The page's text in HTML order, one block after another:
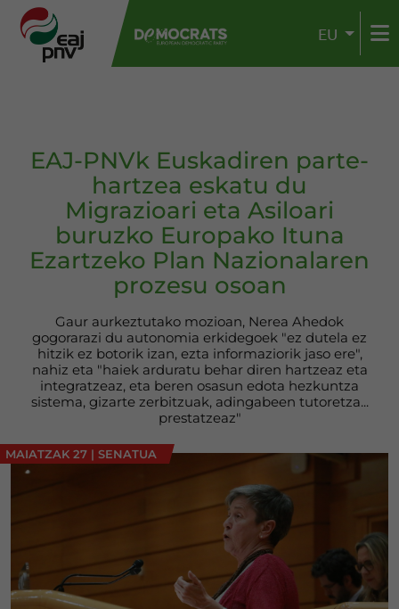
EU
EAJ-PNVk Euskadiren parte-
hartzea eskatu du
Migrazioari eta Asiloari
buruzko Europako Ituna
Ezartzeko Plan Nazionalaren
prozesu osoan
Gaur aurkeztutako mozioan, Nerea Ahedok
gogorarazi du autonomia erkidegoek "ez dutela ez
hitzik ez botorik izan, ezta informaziorik jaso ere",
nahiz eta "haiek arduratu behar diren hartzeaz eta
integratzeaz, eta beren osasun edota hezkuntza
sistema, gizarte zerbitzuak, adingabeen tutoretza...
prestatzeaz"
MAIATZAK 27 | SENATUA